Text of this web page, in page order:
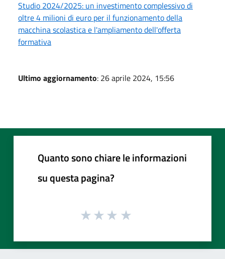
Studio 2024/2025: un investimento complessivo di
oltre 4 milioni di euro per il funzionamento della
macchina scolastica e l'ampliamento dell'offerta
formativa
Ultimo aggiornamento: 26 aprile 2024, 15:56
Quanto sono chiare le informazioni
su questa pagina?